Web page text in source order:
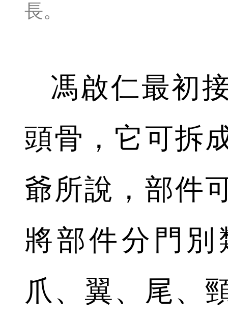
長。
馮啟仁最初
頭骨，它可拆
爺所說，部件
將部件分門
爪、翼、尾、